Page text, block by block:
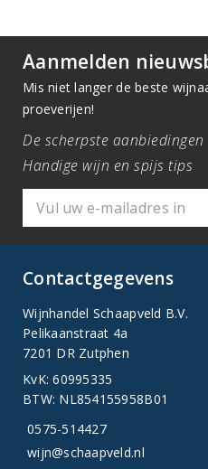
Aanmelden
Mis niet langer de beste
proeverijen!
De scherpste aanbiedingen
Handige wijn en spijs tips
Contactgegevens
Wijnhandel Schaapveld B.V.
Pelikaanstraat 4a
7201 DR Zutphen
KvK: 60995335
BTW: NL854155958B01
0575-514427
wijn@schaapveld.nl